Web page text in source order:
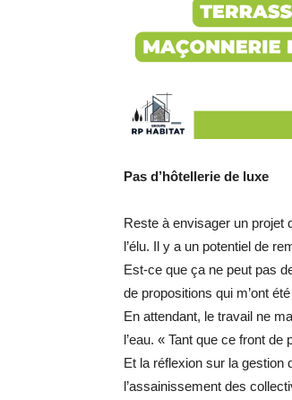
Pas d’hôtellerie de luxe
Reste à envisager un projet
l’élu. Il y a un potentiel de
Est-ce que ça ne peut pas
de propositions qui m’ont
En attendant, le travail ne
l’eau. « Tant que ce front
Et la réflexion sur la
l’assainissement des